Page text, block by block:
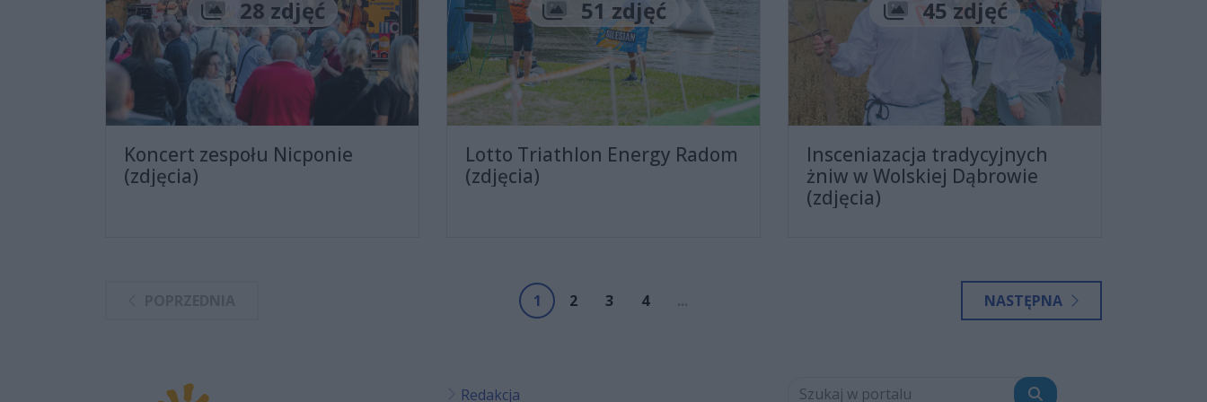
Liczba zdjęć
28 zdjęć
Koncert zespołu Nicponie
(zdjęcia)
Liczba zdjęć
51 zdjęć
Lotto Triathlon Energy Radom
(zdjęcia)
Liczba zdjęć
45 zdjęć
Insceniazacja tradycyjnych
żniw w Wolskiej Dąbrowie
(zdjęcia)
1 2 3 4 ... NASTĘPNA
Redakcja